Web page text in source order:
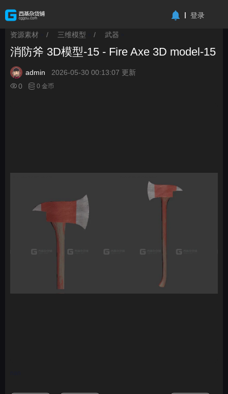
登录
资源素材 / 三维模型 / 武器
消防斧 3D模型-15 - Fire Axe 3D model-15
admin
2026-05-30 00:13:07 更新
0
0 金币